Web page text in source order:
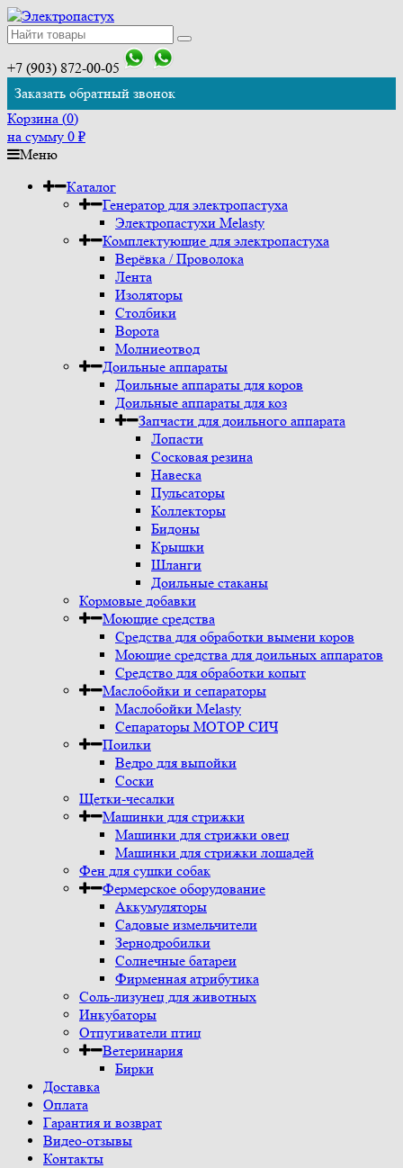
+7 (903) 872-00-05
Заказать обратный звонок
Корзина (0)
на сумму 0 ₽
Меню
Каталог
Генератор для электропастуха
Электропастухи Melasty
Комплектующие для электропастуха
Верёвка / Проволока
Лента
Изоляторы
Столбики
Ворота
Молниеотвод
Доильные аппараты
Доильные аппараты для коров
Доильные аппараты для коз
Запчасти для доильного аппарата
Лопасти
Сосковая резина
Навеска
Пульсаторы
Коллекторы
Бидоны
Крышки
Шланги
Доильные стаканы
Кормовые добавки
Моющие средства
Средства для обработки вымени коров
Моющие средства для доильных аппаратов
Средство для обработки копыт
Маслобойки и сепараторы
Маслобойки Melasty
Сепараторы МОТОР СИЧ
Поилки
Ведро для выпойки
Соски
Щетки-чесалки
Машинки для стрижки
Машинки для стрижки овец
Машинки для стрижки лошадей
Фен для сушки собак
Фермерское оборудование
Аккумуляторы
Садовые измельчители
Зернодробилки
Солнечные батареи
Фирменная атрибутика
Соль-лизунец для животных
Инкубаторы
Отпугиватели птиц
Ветеринария
Бирки
Доставка
Оплата
Гарантия и возврат
Видео-отзывы
Контакты